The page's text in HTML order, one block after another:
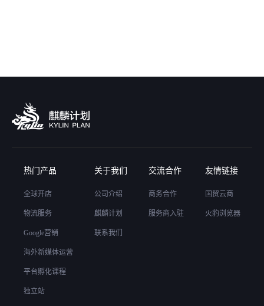
热门产品
全球开店
物流服务
Google营销
海外新媒体运营
平台孵化课程
独立站
关于我们
公司介绍
麒麟计划
联系我们
交流合作
商务合作
服务商入驻
友情链接
国贸云商
火豹浏览器